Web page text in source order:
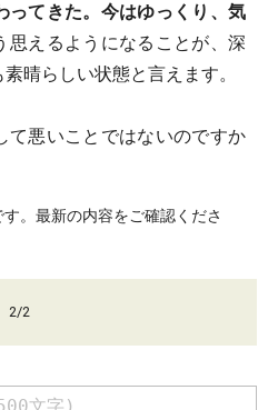
ってきた。今はゆっくり、気
思えるようになることが、深
晴らしい状態と言えます。
て悪いことではないのですか
。最新の内容をご確認くださ
2/2